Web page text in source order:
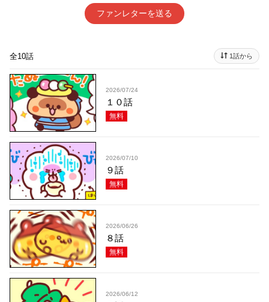
ファンレターを送る
全10話 1話から
2026/07/24
１０話
無料
2026/07/10
９話
無料
2026/06/26
８話
無料
2026/06/12